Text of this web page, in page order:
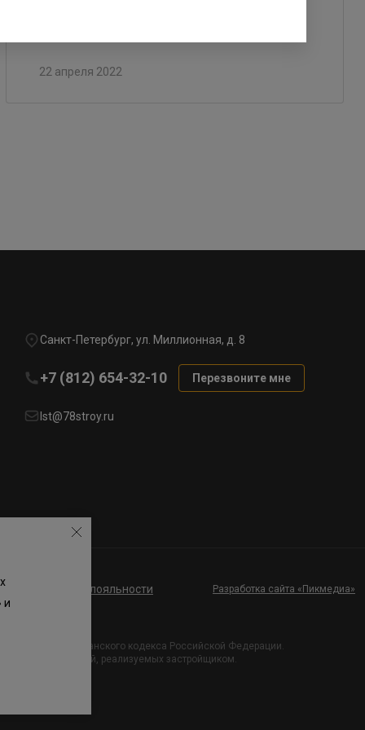
22 апреля 2022
Санкт-Петербург, ул. Миллионная, д. 8
+7 (812) 654-32-10 Перезвоните мне
lst@78stroy.ru
к программе лояльности Разработка сайта «Пикмедиа»
437 Гражданского кодекса Российской Федерации.
проектных решений, реализуемых застройщиком.
и